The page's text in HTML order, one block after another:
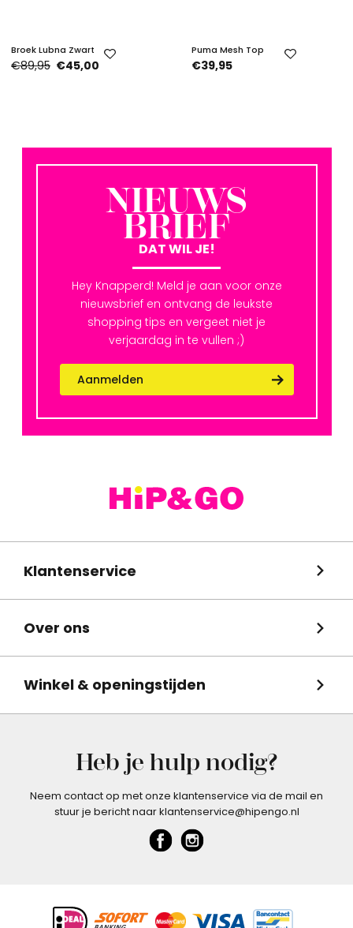
Broek Lubna Zwart
€89,95 €45,00
Puma Mesh Top
€39,95
NIEUWS
BRIEF
DAT WIL JE!
Hey Knapperd! Meld je aan voor onze
nieuwsbrief en ontvang de leukste
shopping tips en vergeet niet je
verjaardag in te vullen ;)
Aanmelden
Klantenservice
Over ons
Winkel & openingstijden
Heb je hulp nodig?
Neem contact op met onze klantenservice via de mail en
stuur je bericht naar klantenservice@hipengo.nl